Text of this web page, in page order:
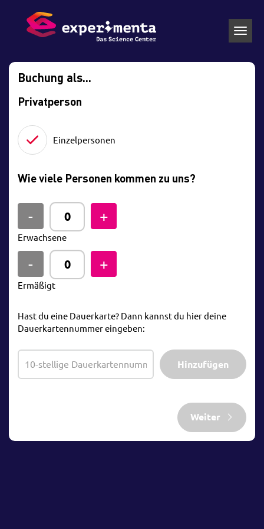
Buchung als...
Privatperson
Einzelpersonen
Wie viele Personen kommen zu uns?
Erwachsene
Ermäßigt
Hast du eine Dauerkarte? Dann kannst du hier deine
Dauerkartennummer eingeben:
Hinzufügen
Weiter